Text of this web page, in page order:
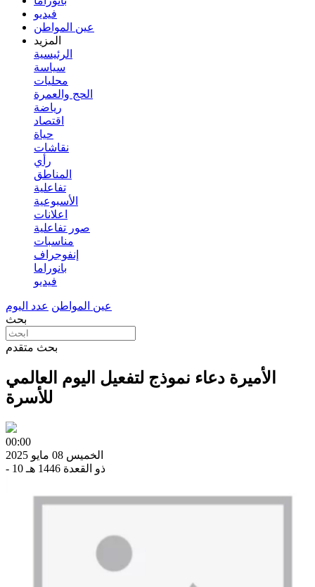
فيديو
عين المواطن
المزيد
الرئيسية
سياسة
محليات
الحج والعمرة
رياضة
اقتصاد
حياة
نقاشات
رأي
المناطق
تفاعلية
الأسبوعية
اعلانات
صور تفاعلية
مناسبات
إنفوجراف
بانوراما
فيديو
عين المواطن عدد اليوم
بحث
بحث متقدم
الأميرة دعاء نموذج لتفعيل اليوم العالمي
للأسرة
00:00
الخميس 08 مايو 2025
- 10 ذو القعدة 1446 هـ